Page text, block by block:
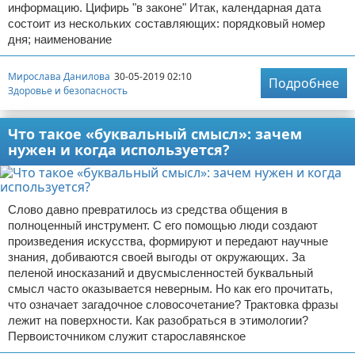
информацию. Цифирь "в законе" Итак, календарная дата
состоит из нескольких составляющих: порядковый номер
дня; наименование
Мирослава Данилова 30-05-2019 02:10
Здоровье и безопасность
Подробнее
Что такое «буквальный смысл»: зачем
нужен и когда используется?
Слово давно превратилось из средства общения в
полноценный инструмент. С его помощью люди создают
произведения искусства, формируют и передают научные
знания, добиваются своей выгоды от окружающих. За
пеленой иносказаний и двусмысленностей буквальный
смысл часто оказывается неверным. Но как его прочитать,
что означает загадочное словосочетание? Трактовка фразы
лежит на поверхности. Как разобраться в этимологии?
Первоисточником служит старославянское